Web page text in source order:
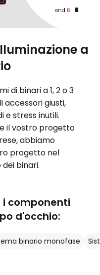
a
di binari a 1, 2 o 3
accessori giusti,
e stress inutili.
il vostro progetto
abbiamo
progetto nel
binari.
componenti
d'occhio:
binario monofase